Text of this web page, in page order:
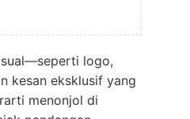
logo,
kesan eksklusif yang
menonjol di